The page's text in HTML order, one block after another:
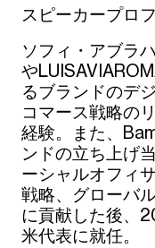
スピーカープロ
ソフィ・アブラ
や
るブランドのデ
コマース戦略の
経験。また、
ンドの立ち上げ
ーシャルオフィ
戦略、グローバ
に貢献した後、
米代表に就任。